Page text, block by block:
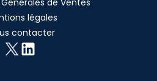
de Ventes
légales
contacter